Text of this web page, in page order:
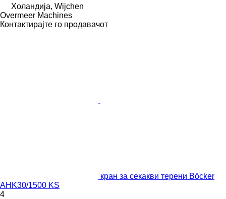
Холандија, Wijchen
Overmeer Machines
Контактирајте го продавачот
кран за секакви терени Böcker
AHK30/1500 KS
4